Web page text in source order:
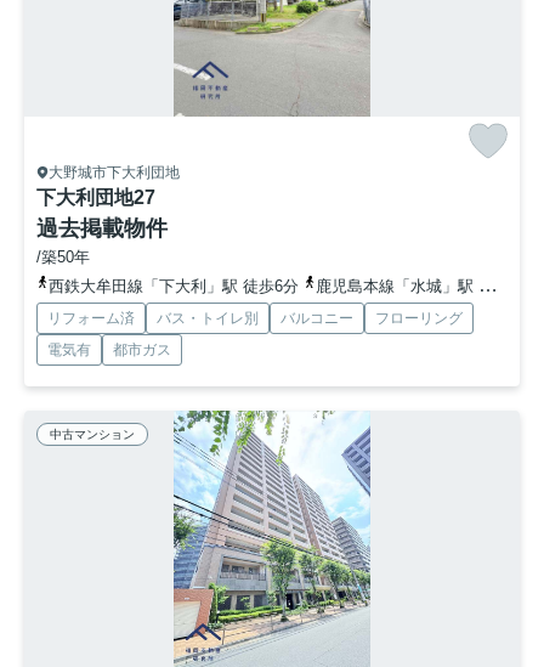
大野城市下大利団地
下大利団地27
過去掲載物件
/築50年
西鉄大牟田線「下大利」駅 徒歩6分
鹿児島本線「水城」駅 徒歩20分
リフォーム済 バス・トイレ別 バルコニー
フローリング
電気有
都市ガス
中古マンション